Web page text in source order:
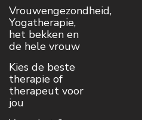
Vrouwengezondheid,
Yogatherapie,
het bekken en
de hele vrouw
Kies de beste
therapie of
therapeut voor
jou